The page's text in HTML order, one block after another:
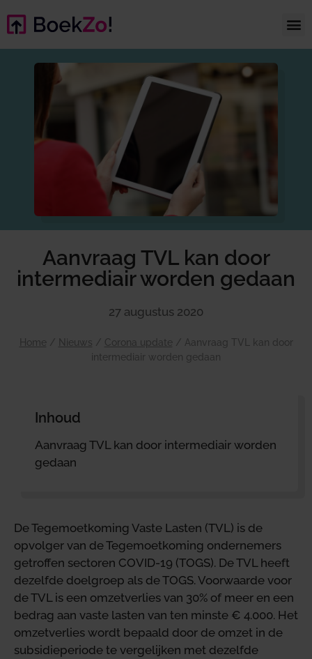
Aanvraag TVL kan door
intermediair worden gedaan
27 augustus 2020
Home / Nieuws / Corona update / Aanvraag TVL kan door
intermediair worden gedaan
Inhoud
Aanvraag TVL kan door intermediair worden
gedaan
De Tegemoetkoming Vaste Lasten (TVL) is de
opvolger van de Tegemoetkoming ondernemers
getroffen sectoren COVID-19 (TOGS). De TVL heeft
dezelfde doelgroep als de TOGS. Voorwaarde voor
de TVL is een omzetverlies van 30% of meer en een
bedrag aan vaste lasten van ten minste € 4.000. Het
omzetverlies wordt bepaald door de omzet in de
subsidieperiode te vergelijken met dezelfde